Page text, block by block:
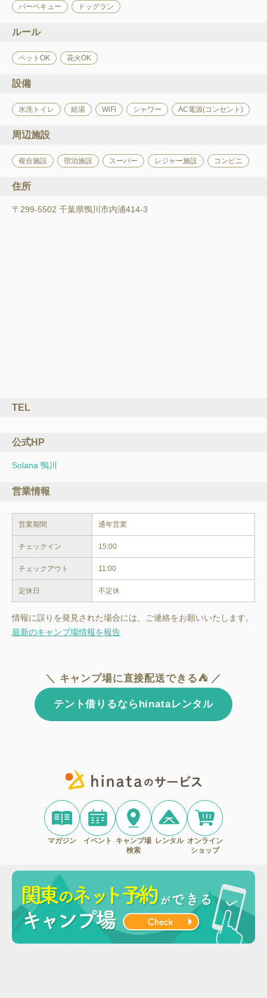
バーベキュー ドッグラン
ルール
ペットOK 花火OK
設備
水洗トイレ 給湯 WiFi シャワー AC電源(コンセント)
周辺施設
複合施設 宿泊施設 スーパー レジャー施設 コンビニ
住所
〒299-5502 千葉県鴨川市内浦414-3
TEL
公式HP
Solana 鴨川
営業情報
営業期間 通年営業
チェックイン 15:00
チェックアウト 11:00
定休日 不定休
情報に誤りを発見された場合には、ご連絡をお願いいたします。
最新のキャンプ場情報を報告
＼ キャンプ場に直接配送できる⛺ ／
テント借りるならhinataレンタル
マガジン イベント
キャンプ場
検索
レンタル オンライン
ショップ